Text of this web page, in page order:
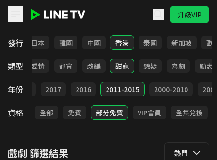
升級VIP
發行
台灣 日本 韓國 中國 香港 泰國 新加坡 歐
類型
古裝 愛情 都會 改編 甜寵 懸疑 喜劇 勵志
年份
2018 2017 2016 2011-2015 2000-2010
資格 全部 免費 部分免費 VIP會員 全集兌換
戲劇 篩選結果 熱門